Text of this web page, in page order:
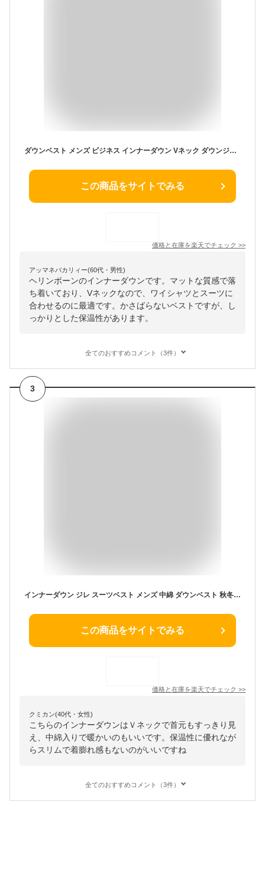
ダウンベスト メンズ ビジネス インナーダウン Vネック ダウンジレ ジレ ビジネスダウン スーツジレ フェザー ダウン ヘリンボーン シンプル スーツベスト チョッキ ベーシック 大きいサイズ ダウン80%/フェザー20% グレー/灰 ネイビー/紺 S/M/L/LL/3L 秋冬 30代 40代 50代
この商品をサイトでみる
価格と在庫を楽天でチェック >>
アッマネバカリィー(60代・男性)
ヘリンボーンのインナーダウンです。マットな質感で落
ち着いており、Vネックなので、ワイシャツとスーツに
合わせるのに最適です。かさばらないベストですが、し
っかりとした保温性があります。
全てのおすすめコメント（3件）
3
インナーダウン ジレ スーツベスト メンズ 中綿 ダウンベスト 秋冬用 中綿ジレ グレー あったか ジレベスト 防寒 Vネック 前開き フォーマル インナーベスト 暖かい 無地 ジレ フロントボタン ビジネス カジュアル かっこいい おしゃれ 結婚式 黒 紺 スリム
この商品をサイトでみる
価格と在庫を楽天でチェック >>
クミカン(40代・女性)
こちらのインナーダウンはＶネックで首元もすっきり見
え、中綿入りで暖かいのもいいです。保温性に優れなが
らスリムで着膨れ感もないのがいいですね
全てのおすすめコメント（3件）